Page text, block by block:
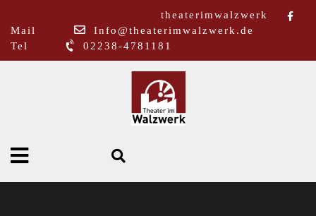
theaterimwalzwerk
Mail
Info@theaterimwalzwerk.de
Tel
02238-4781181